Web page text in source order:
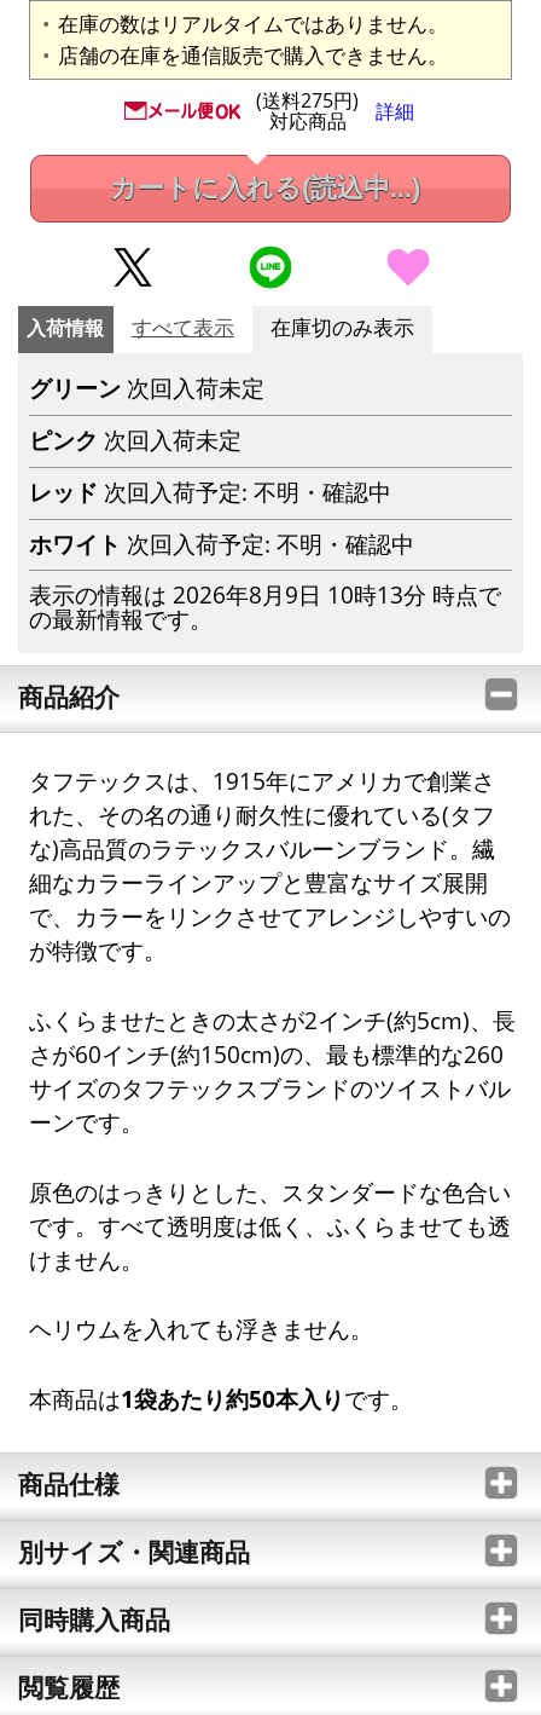
在庫の数はリアルタイムではありません。
店舗の在庫を通信販売で購入できません。
(送料275円)
対応商品 詳細
カートに入れる(読込中...)
入荷情報 すべて表示 在庫切のみ表示
グリーン 次回入荷未定
ピンク 次回入荷未定
レッド 次回入荷予定: 不明・確認中
ホワイト 次回入荷予定: 不明・確認中
表示の情報は 2026年8月9日 10時13分 時点で
の最新情報です。
商品紹介
タフテックスは、1915年にアメリカで創業さ
れた、その名の通り耐久性に優れている(タフ
な)高品質のラテックスバルーンブランド。繊
細なカラーラインアップと豊富なサイズ展開
で、カラーをリンクさせてアレンジしやすいの
が特徴です。
ふくらませたときの太さが2インチ(約5cm)、長
さが60インチ(約150cm)の、最も標準的な260
サイズのタフテックスブランドのツイストバル
ーンです。
原色のはっきりとした、スタンダードな色合い
です。すべて透明度は低く、ふくらませても透
けません。
ヘリウムを入れても浮きません。
本商品は1袋あたり約50本入り です。
商品仕様
別サイズ・関連商品
同時購入商品
閲覧履歴